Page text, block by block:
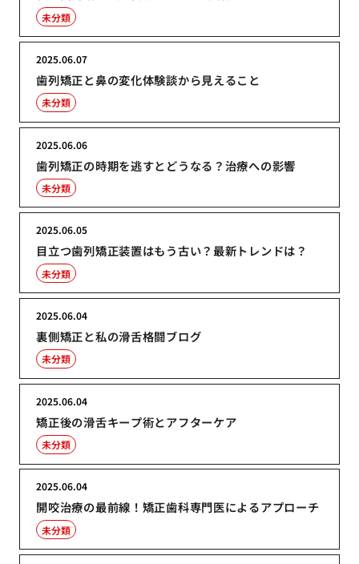
未分類
歯列矯正と鼻の変化体験談から見えること
2025.06.07
未分類
歯列矯正の時期を逃すとどうなる？治療への影響
2025.06.06
未分類
目立つ歯列矯正装置はもう古い？最新トレンドは？
2025.06.05
未分類
裏側矯正と私の滑舌格闘ブログ
2025.06.04
未分類
矯正後の滑舌キープ術とアフターケア
2025.06.04
未分類
開咬治療の最前線！矯正歯科専門医によるアプローチ
2025.06.04
未分類